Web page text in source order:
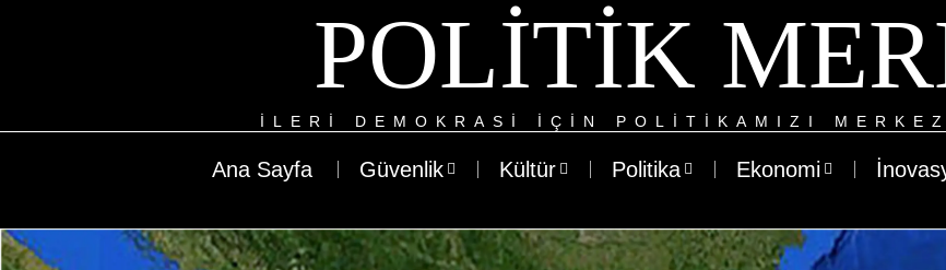
POLITIK
ILERI DEMOKRASI IÇIN POLITIKAMIZI
Ana Sayfa Güvenlik Kültür Politika Ekonomi